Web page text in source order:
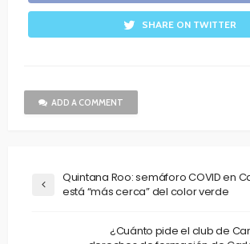
SHARE ON TWITTER
ADD A COMMENT
Quintana Roo: semáforo COVID en
está “más cerca” del color verde
¿Cuánto pide el club de